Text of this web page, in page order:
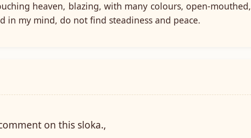
heaven, blazing, with many colours, open-mouthed,
in my mind, do not find steadiness and peace.
on this sloka.,